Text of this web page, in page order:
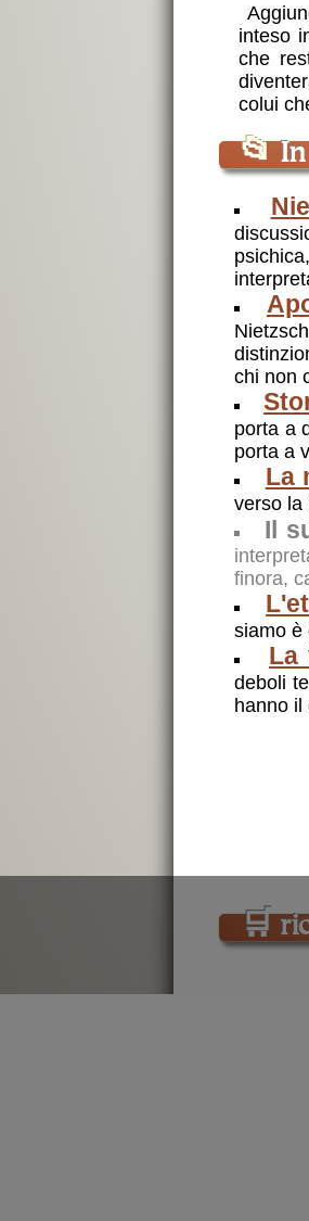
inteso
che
colui
📂 In
chi non
porta a
porta a
La
verso la
Il
finora,
siamo è
La
deboli
hanno il
🛒